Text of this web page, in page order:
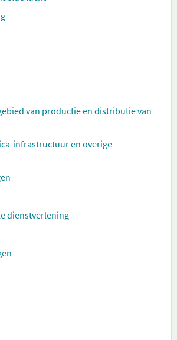
van productie en distributie van
infrastructuur en overige
dienstverlening